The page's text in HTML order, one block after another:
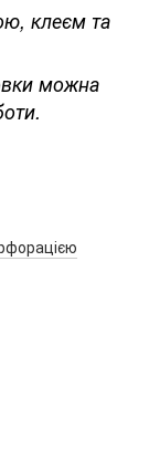
клеєм та
можна